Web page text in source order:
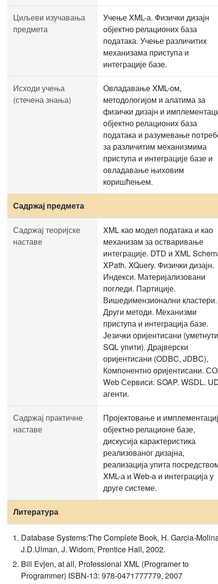
Циљеви изучавања
предмета
Учење XML-а. Физички дизајн
oбјектно релационих база
података. Учење различитих
механизама приступа и
интеграције базе.
Исходи учења
(стечена знања)
Овладавање XML-ом,
методологијом и алатима за
физички дизајн и
oбјектно релационих база
података и разумевање
за различитим механизмима
приступа и интеграције базе и
овладавање њиховим
коришћењем.
Садржај предмета
Садржај теоријске
наставе
XML као модел података и као
механизам за остваривање
интеграције. DTD и XML
XPath. XQuery. Физички дизајн.
Индекси. Материјализовани
погледи. Партиције.
Вишедимензионални кластери.
Други методи. Механизми
приступа и интеграција базе.
Језички оријентисани (уметнути
SQL упити). Драјверски
оријентисани (ODBC, JDBC),
Компонентно оријентисани.
Web Сервиси. SOAP. WSDL.
агенти.
Садржај практичне
наставе
Пројектовање и
објектно релационе базе,
дискусија карактеристика
реализованог дизајна,
реализација упита
XML-а и Web-a и интеграција у
друге системе.
Литература
Database Systems:The Complete Book, H. Garcia-
J.D.Ulman, J. Widom, Prentice Hall, 2002.
Bill Evjen, at all, Professional XML (Programer to
Programmer) ISBN-13: 978-0471777779, 2007